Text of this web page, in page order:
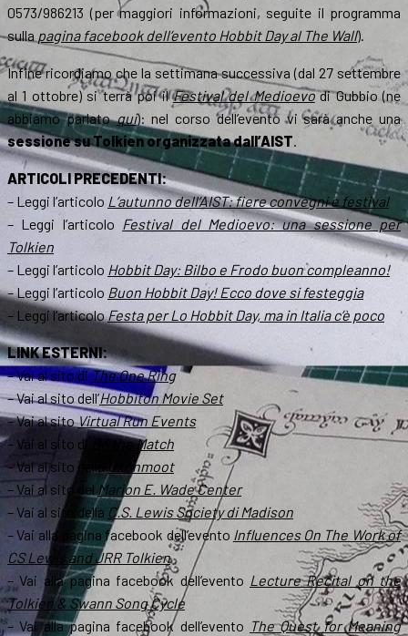
0573/986213 (per maggiori informazioni, seguite il programma
sulla pagina facebook dell’evento Hobbit Day al The Wall).
Infine ricordiamo che la settimana successiva (dal 27 settembre
al 1 ottobre) si terrà poi ilFestival del Medioevodi Gubbio (ne
abbiamo parlatoqui): nel corso dell’evento vi sarà anche una
sessione su Tolkien organizzata dall’AIST.
ARTICOLI PRECEDENTI:
– Leggi l’articolo L’autunno dell’AIST: fiere convegni e festival
– Leggi l’articolo Festival del Medioevo: una sessione per
Tolkien
– Leggi l’articolo Hobbit Day: Bilbo e Frodo buon compleanno!
– Leggi l’articolo Buon Hobbit Day! Ecco dove si festeggia
– Leggi l’articoloFesta per Lo Hobbit Day, ma in Italia c’è poco
LINK ESTERNI:
– Vai al sito diThe One Ring
– Vai al sito dell’Hobbiton Movie Set
– Vai al sitoVirtual Run Events
– Vai al sito di Be the Match
– Vai al sito della Oxonmoot
– Vai al sito del Marion E. Wade Center
– Vai al sito della C.S. Lewis Society di Madison
– Vai alla pagina facebook dell’evento Influences On The Work of
CS Lewis and JRR Tolkien
– Vai alla pagina facebook dell’evento Lecture Recital on the
Tolkien & Swann Song Cycle
– Vai alla pagina facebook dell’evento The Quest for Meaning